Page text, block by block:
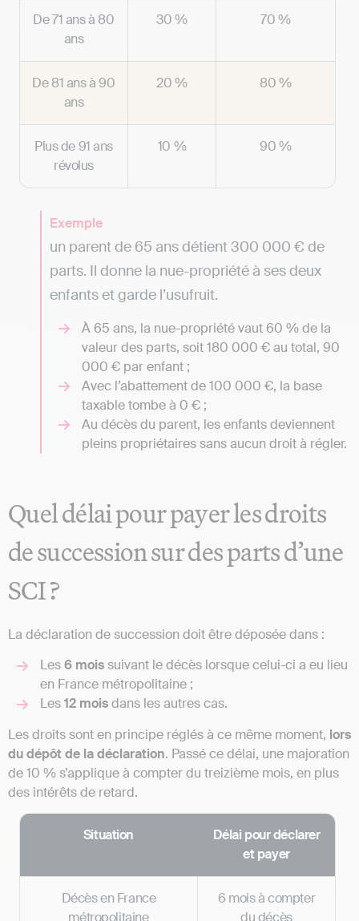
De 71 ans à 80
ans
30 % 70 %
De 81 ans à 90
ans
20 % 80 %
Plus de 91 ans
révolus
10 % 90 %
Exemple
un parent de 65 ans détient 300 000 € de
parts. Il donne la nue-propriété à ses deux
enfants et garde l’usufruit.
À 65 ans, la nue-propriété vaut 60 % de la
valeur des parts, soit 180 000 € au total, 90
000 € par enfant ;
Avec l’abattement de 100 000 €, la base
taxable tombe à 0 € ;
Au décès du parent, les enfants deviennent
pleins propriétaires sans aucun droit à régler.
Quel délai pour payer les droits
de succession sur des parts d’une
SCI ?
La déclaration de succession doit être déposée dans :
Les6 moissuivant le décès lorsque celui-ci a eu lieu
en France métropolitaine ;
Les12 moisdans les autres cas.
Les droits sont en principe réglés à ce même moment, lors
du dépôt de la déclaration. Passé ce délai, une majoration
de 10 % s’applique à compter du treizième mois, en plus
des intérêts de retard.
Situation
Délai pour déclarer
et payer
Décès en France
métropolitaine
6 mois à compter
du décès